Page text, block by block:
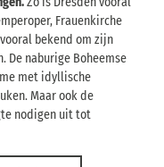
Frauenkirche
bekend om zijn
De naburige Boheemse
met idyllische
Maar ook de
nodigen uit tot